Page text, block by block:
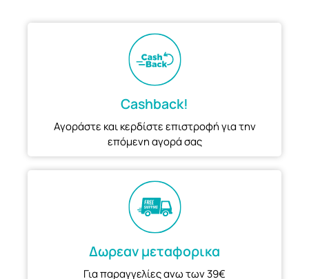
Cashback!
Αγοράστε και κερδίστε επιστροφή για την
επόμενη αγορά σας
Δωρεαν μεταφορικα
Για παραγγελίες ανω των 39€